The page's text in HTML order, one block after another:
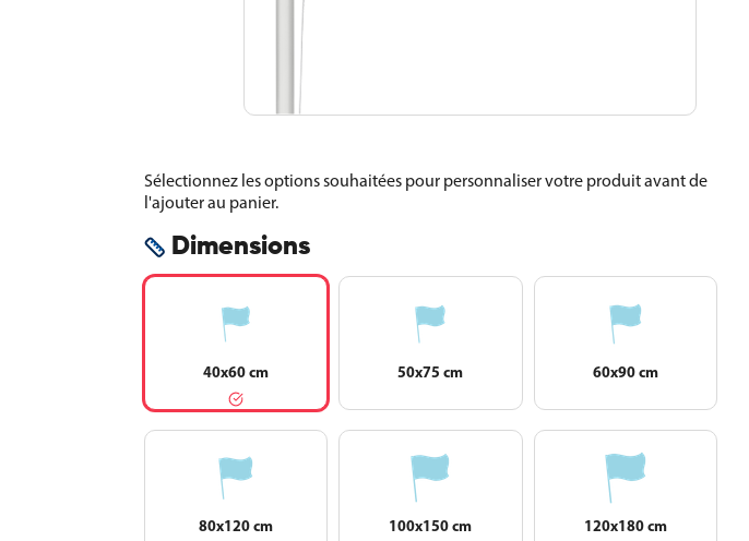
Sélectionnez les options souhaitées pour personnaliser votre produit avant de
l'ajouter au panier.
Dimensions
40x60 cm 50x75 cm 60x90 cm
80x120 cm 100x150 cm 120x180 cm